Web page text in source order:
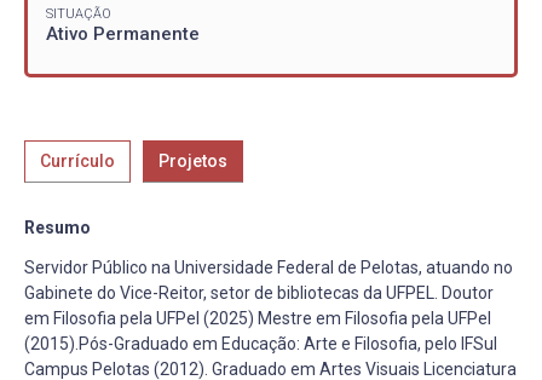
SITUAÇÃO
Ativo Permanente
Currículo Projetos
Resumo
Servidor Público na Universidade Federal de Pelotas, atuando no
Gabinete do Vice-Reitor, setor de bibliotecas da UFPEL. Doutor
em Filosofia pela UFPel (2025) Mestre em Filosofia pela UFPel
(2015).Pós-Graduado em Educação: Arte e Filosofia, pelo IFSul
Campus Pelotas (2012). Graduado em Artes Visuais Licenciatura